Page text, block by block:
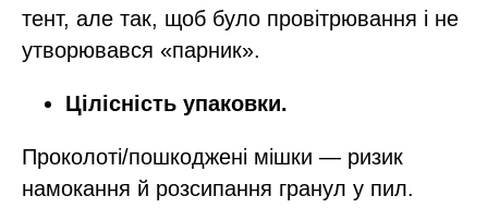
тент, але так, щоб було провітрювання і не
утворювався «парник».​
Цілісність упаковки.
Проколоті/пошкоджені мішки — ризик
намокання й розсипання гранул у пил.